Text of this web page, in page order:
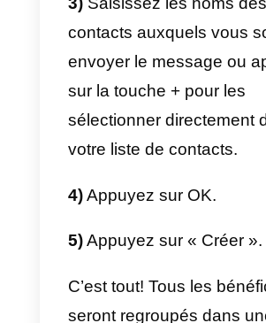
votre compte et le
votre numéro de
qui, comme nous le
essentiel pour toute
convient également
mentionner que si
d’utiliser un
WhatsApp